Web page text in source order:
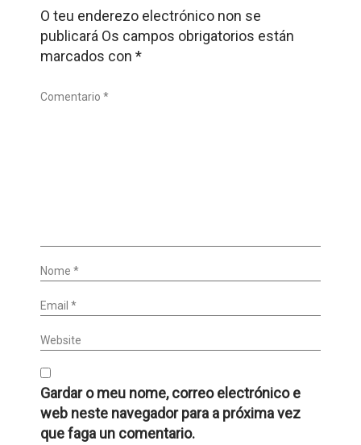
O teu enderezo electrónico non se
publicará Os campos obrigatorios están
marcados con *
Comentario *
Nome *
Email *
Website
Gardar o meu nome, correo electrónico e
web neste navegador para a próxima vez
que faga un comentario.